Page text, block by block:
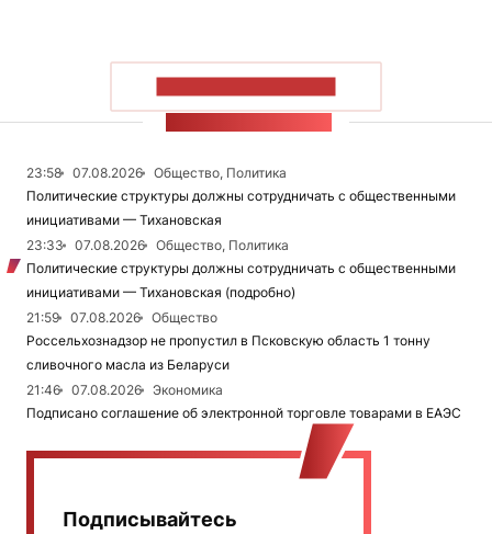
23:58 07.08.2026
Общество, Политика
Политические структуры должны сотрудничать с общественными
инициативами — Тихановская
23:33
07.08.2026
Общество, Политика
Политические структуры должны сотрудничать с общественными
инициативами — Тихановская (подробно)
21:59
07.08.2026
Общество
Россельхознадзор не пропустил в Псковскую область 1 тонну
сливочного масла из Беларуси
21:46
07.08.2026
Экономика
Подписано соглашение об электронной торговле товарами в ЕАЭС
Подписывайтесь